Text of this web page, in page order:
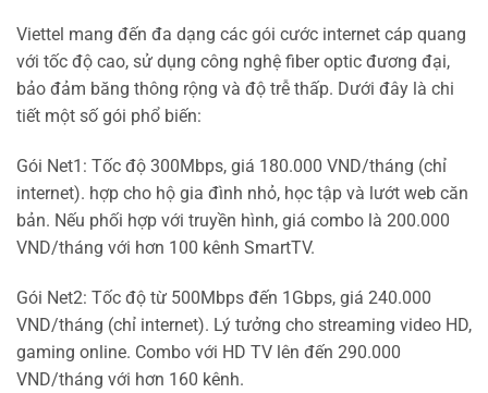
Viettel mang đến đa dạng các gói cước internet cáp quang
với tốc độ cao, sử dụng công nghệ fiber optic đương đại,
bảo đảm băng thông rộng và độ trễ thấp. Dưới đây là chi
tiết một số gói phổ biến:
Gói Net1: Tốc độ 300Mbps, giá 180.000 VND/tháng (chỉ
internet). hợp cho hộ gia đình nhỏ, học tập và lướt web căn
bản. Nếu phối hợp với truyền hình, giá combo là 200.000
VND/tháng với hơn 100 kênh SmartTV.
Gói Net2: Tốc độ từ 500Mbps đến 1Gbps, giá 240.000
VND/tháng (chỉ internet). Lý tưởng cho streaming video HD,
gaming online. Combo với HD TV lên đến 290.000
VND/tháng với hơn 160 kênh.